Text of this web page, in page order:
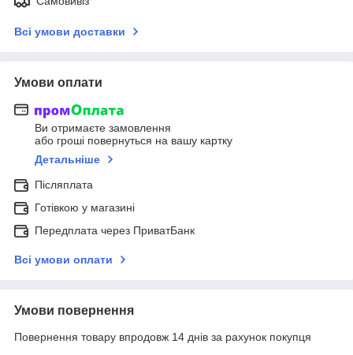
Всі умови доставки
Умови оплати
Ви отримаєте замовлення
або гроші повернуться на вашу картку
Детальніше
Післяплата
Готівкою у магазині
Передплата через ПриватБанк
Всі умови оплати
Умови повернення
Повернення товару впродовж 14 днів за рахунок покупця